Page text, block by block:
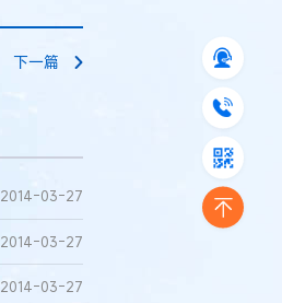
下一篇
2014-03-27
2014-03-27
2014-03-27